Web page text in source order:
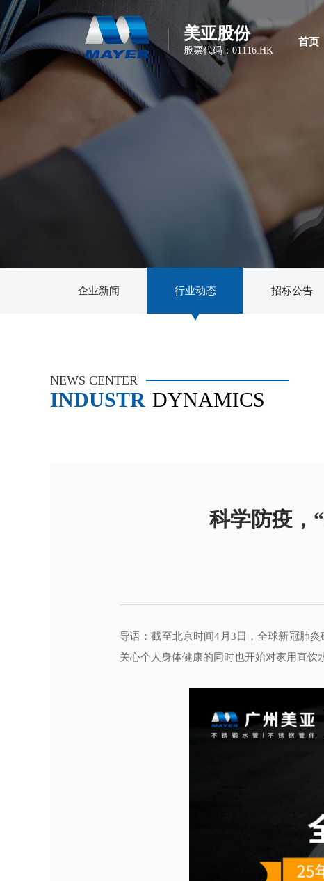
美亚股份
股票代码：01116.HK
首页
企业新闻 行业动态 招标公告
NEWS CENTER
INDUSTR DYNAMICS
科学防疫，
导语：截至北京时间4月3日，全球新冠肺
关心个人身体健康的同时也开始对家用直饮